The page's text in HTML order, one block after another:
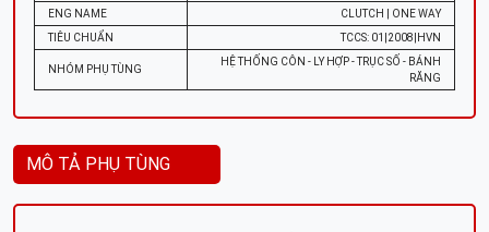
ENG NAME
CLUTCH | ONE WAY
TIÊU CHUẨN
TCCS: 01|2008|HVN
NHÓM PHỤ TÙNG
HỆ THỐNG CÔN - LY HỢP - TRỤC SỐ - BÁNH
RĂNG
MÔ TẢ PHỤ TÙNG